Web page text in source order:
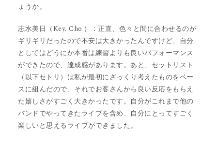
ょうか。
志水美日（Key. Cho.）：正直、色々と間に合わせるのが
ギリギリだったので不安は大きかったんですけど、自分
としてはどうにか本番は練習よりも良いパフォーマンス
ができたので、達成感があります。あと、セットリスト
（以下セトリ）は私が最初にざっくり考えたものをベー
スに組んだので、それでお客さんから良い反応をもらえ
た嬉しさがすごく大きかったです。自分がこれまで他の
バンドでやってきたライブを含め、自分にとってすごく
楽しいと思えるライブができました。